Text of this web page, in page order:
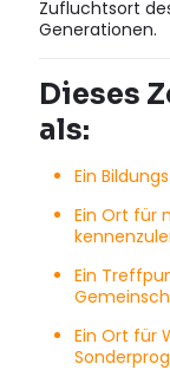
Zufluchtsort
Generationen.
Dieses
als:
Ein
Ein Ort für
Ein
Ein Ort für